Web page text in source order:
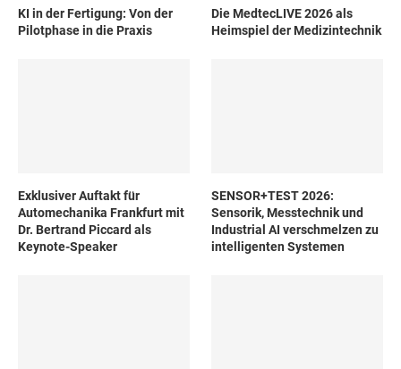
KI in der Fertigung: Von der
Pilotphase in die Praxis
Die MedtecLIVE 2026 als
Heimspiel der Medizintechnik
Exklusiver Auftakt für
Automechanika Frankfurt mit
Dr. Bertrand Piccard als
Keynote-Speaker
SENSOR+TEST 2026:
Sensorik, Messtechnik und
Industrial AI verschmelzen zu
intelligenten Systemen